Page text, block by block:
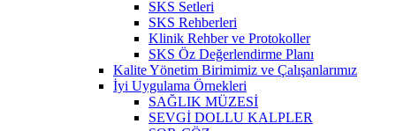
SKS Setleri
SKS Rehberleri
Klinik Rehber ve Protokoller
SKS Öz Değerlendirme Planı
Kalite Yönetim Birimimiz ve Çalışanlarımız
İyi Uygulama Örnekleri
SAĞLIK MÜZESİ
SEVGİ DOLLU KALPLER